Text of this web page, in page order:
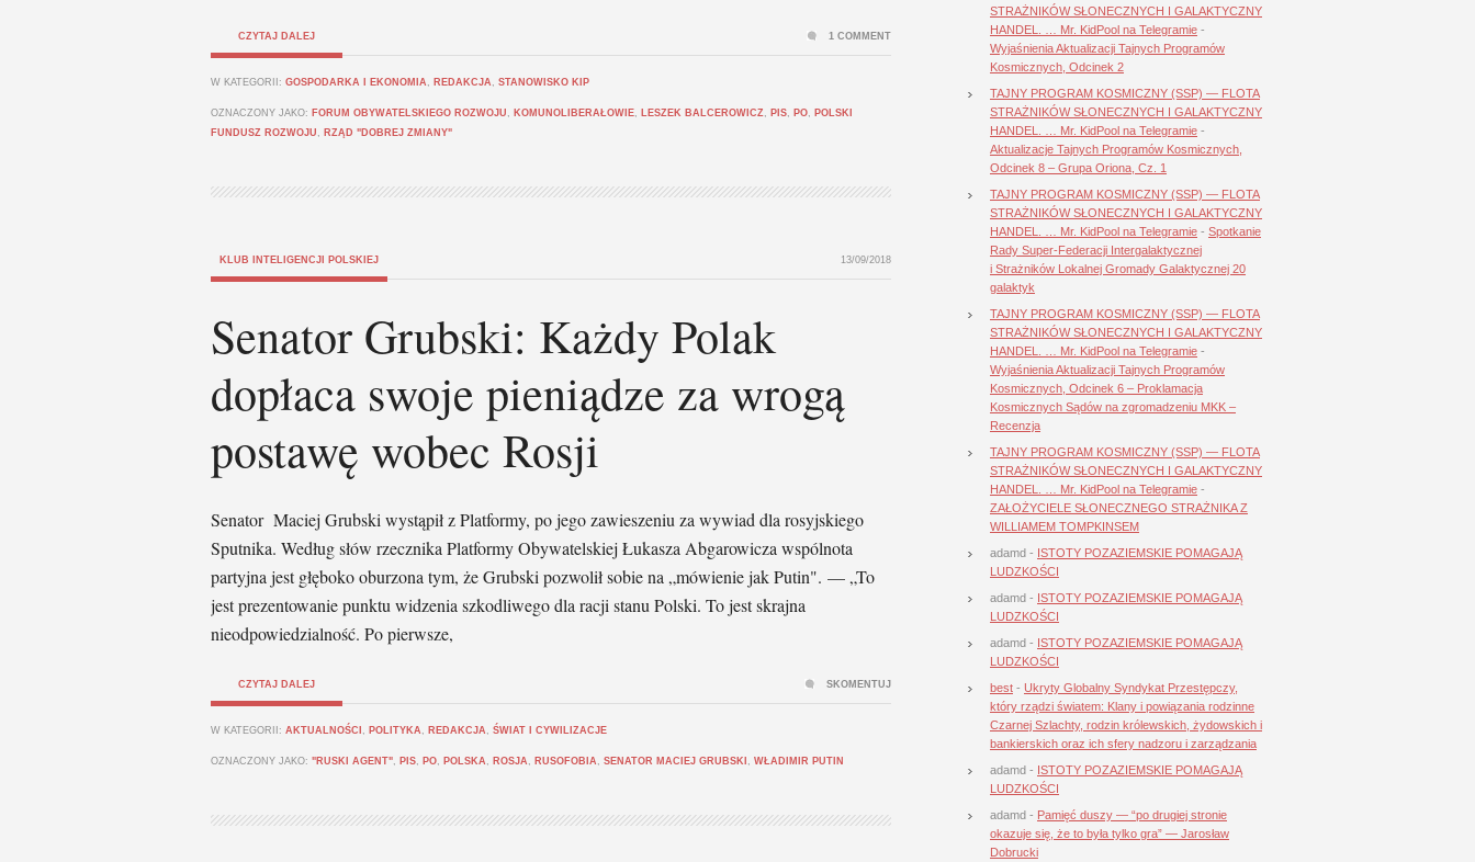
CZYTAJ DALEJ
W KATEGORII: GOSPODARKA I EKONOMIA , REDAKCJA , STANOWISKO KIP
OZNACZONY JAKO: FORUM OBYWATELSKIEGO ROZWOJU , KOMUNOLIBERAŁOWIE, LESZEK BALCEROWICZ, PIS, PO, POLSKI
FUNDUSZ ROZWOJU , RZĄD "DOBREJ ZMIANY"
1 COMMENT
KLUB INTELIGENCJI POLSKIEJ 13/09/2018
Senator Grubski: Każdy Polak
dopłaca swoje pieniądze za wrogą
postawę wobec Rosji
Senator Maciej Grubski wystąpił z Platformy, po jego zawieszeniu za wywiad dla rosyjskiego
Sputnika. Według słów rzecznika Platformy Obywatelskiej Łukasza Abgarowicza wspólnota
partyjna jest głęboko oburzona tym, że Grubski pozwolił sobie na „mówienie jak Putin". — „To
jest prezentowanie punktu widzenia szkodliwego dla racji stanu Polski. To jest skrajna
nieodpowiedzialność. Po pierwsze,
CZYTAJ DALEJ
W KATEGORII: AKTUALNOŚCI , POLITYKA , REDAKCJA , ŚWIAT I CYWILIZACJE
OZNACZONY JAKO: "RUSKI AGENT", PIS, PO, POLSKA , ROSJA , RUSOFOBIA , SENATOR MACIEJ GRUBSKI , WŁADIMIR PUTIN
SKOMENTUJ
STRAŻNIKÓW SŁONECZNYCH I GALAKTYCZNY
HANDEL. … Mr. KidPool na Telegramie -
Wyjaśnienia Aktualizacji Tajnych Programów
Kosmicznych, Odcinek 2
TAJNY PROGRAM KOSMICZNY (SSP) — FLOTA
STRAŻNIKÓW SŁONECZNYCH I GALAKTYCZNY
HANDEL. … Mr. KidPool na Telegramie -
Aktualizacje Tajnych Programów Kosmicznych,
Odcinek 8 – Grupa Oriona, Cz. 1
TAJNY PROGRAM KOSMICZNY (SSP) — FLOTA
STRAŻNIKÓW SŁONECZNYCH I GALAKTYCZNY
HANDEL. … Mr. KidPool na Telegramie - Spotkanie
Rady Super-Federacji Intergalaktycznej
i Strażników Lokalnej Gromady Galaktycznej 20
galaktyk
TAJNY PROGRAM KOSMICZNY (SSP) — FLOTA
STRAŻNIKÓW SŁONECZNYCH I GALAKTYCZNY
HANDEL. … Mr. KidPool na Telegramie -
Wyjaśnienia Aktualizacji Tajnych Programów
Kosmicznych, Odcinek 6 – Proklamacja
Kosmicznych Sądów na zgromadzeniu MKK –
Recenzja
TAJNY PROGRAM KOSMICZNY (SSP) — FLOTA
STRAŻNIKÓW SŁONECZNYCH I GALAKTYCZNY
HANDEL. … Mr. KidPool na Telegramie -
ZAŁOŻYCIELE SŁONECZNEGO STRAŻNIKA Z
WILLIAMEM TOMPKINSEM
adamd - ISTOTY POZAZIEMSKIE POMAGAJĄ
LUDZKOŚCI
adamd - ISTOTY POZAZIEMSKIE POMAGAJĄ
LUDZKOŚCI
adamd - ISTOTY POZAZIEMSKIE POMAGAJĄ
LUDZKOŚCI
best - Ukryty Globalny Syndykat Przestępczy,
który rządzi światem: Klany i powiązania rodzinne
Czarnej Szlachty, rodzin królewskich, żydowskich i
bankierskich oraz ich sfery nadzoru i zarządzania
adamd - ISTOTY POZAZIEMSKIE POMAGAJĄ
LUDZKOŚCI
adamd - Pamięć duszy — “po drugiej stronie
okazuje się, że to była tylko gra” — Jarosław
Dobrucki